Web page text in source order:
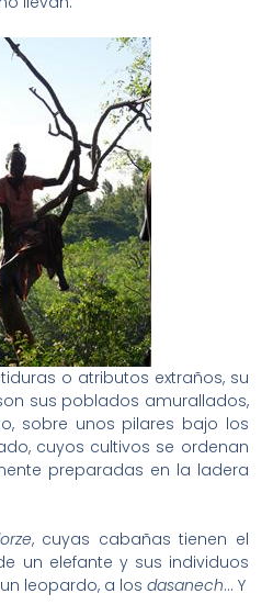
o atributos extraños, su
sus poblados amurallados,
sobre unos pilares bajo los
cuyos cultivos se ordenan
preparadas en la ladera
, cuyas cabañas tienen el
un elefante y sus individuos
leopardo, a losdasanech… Y